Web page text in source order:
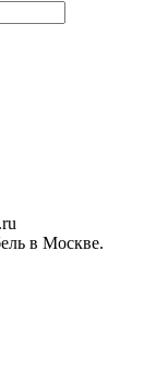
в Москве.